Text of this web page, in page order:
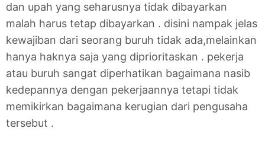
dan upah yang seharusnya tidak dibayarkan
malah harus tetap dibayarkan . disini nampak jelas
kewajiban dari seorang buruh tidak ada,melainkan
hanya haknya saja yang diprioritaskan . pekerja
atau buruh sangat diperhatikan bagaimana nasib
kedepannya dengan pekerjaannya tetapi tidak
memikirkan bagaimana kerugian dari pengusaha
tersebut .